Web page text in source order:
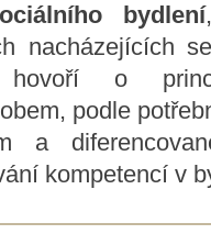
bydlení
nacházejících
hovoří o
podle
a
kompetencí v